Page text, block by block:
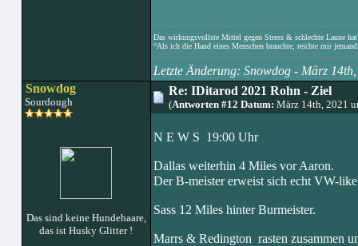
Das wirkungsvollste Mittel gegen Stress & schlechte Laune
“Als ich die Hand eines Menschen brauchte, reichte mir jemand
Letzte Änderung: Snowdog - März
Snowdog
Sourdough
Das sind keine Hundehaare,
das ist Husky Glitter !
Re: IDitarod 2021 Rohn - Ziel
(Antworten #12 Datum: März 14th, 2021
N E W S 19:00 Uhr
Dallas weiterhin 4 Miles vor Aaron.
Der B-meister erweist sich echt VW-
Sass 12 Miles hinter Burmeister.
Marrs & Redington rasten zusammen